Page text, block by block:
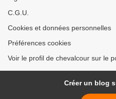
C.G.U.
Cookies et données personnelles
Préférences cookies
Voir le profil de chevalcour sur le
Créer un blog